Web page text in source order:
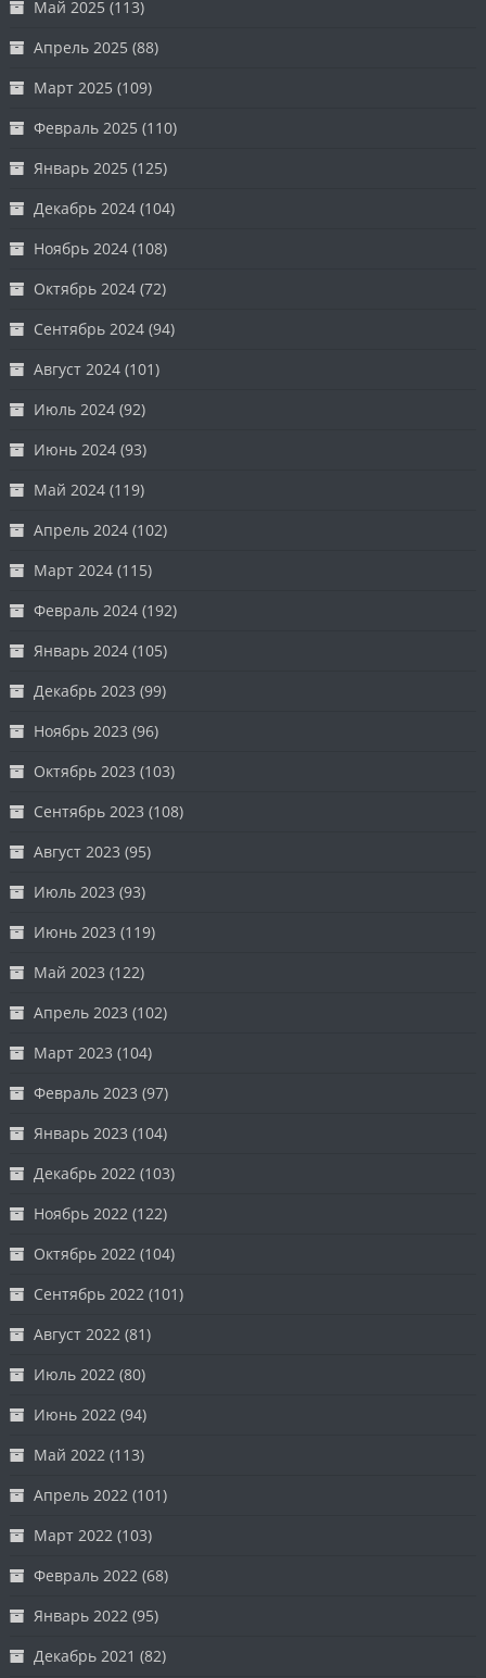
Май 2025 (113)
Апрель 2025 (88)
Март 2025 (109)
Февраль 2025 (110)
Январь 2025 (125)
Декабрь 2024 (104)
Ноябрь 2024 (108)
Октябрь 2024 (72)
Сентябрь 2024 (94)
Август 2024 (101)
Июль 2024 (92)
Июнь 2024 (93)
Май 2024 (119)
Апрель 2024 (102)
Март 2024 (115)
Февраль 2024 (192)
Январь 2024 (105)
Декабрь 2023 (99)
Ноябрь 2023 (96)
Октябрь 2023 (103)
Сентябрь 2023 (108)
Август 2023 (95)
Июль 2023 (93)
Июнь 2023 (119)
Май 2023 (122)
Апрель 2023 (102)
Март 2023 (104)
Февраль 2023 (97)
Январь 2023 (104)
Декабрь 2022 (103)
Ноябрь 2022 (122)
Октябрь 2022 (104)
Сентябрь 2022 (101)
Август 2022 (81)
Июль 2022 (80)
Июнь 2022 (94)
Май 2022 (113)
Апрель 2022 (101)
Март 2022 (103)
Февраль 2022 (68)
Январь 2022 (95)
Декабрь 2021 (82)